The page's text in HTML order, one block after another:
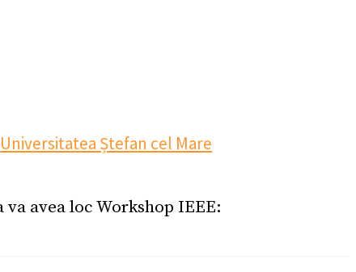
Universitatea Ștefan cel Mare
avea loc Workshop IEEE: